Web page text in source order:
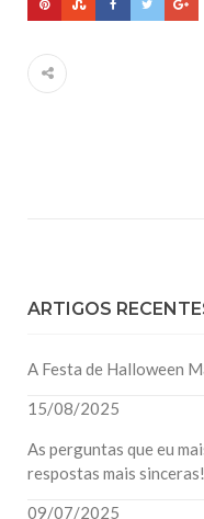
ARTIGOS
A Festa de Halloween
15/08/2025
As perguntas que eu
respostas mais
09/07/2025